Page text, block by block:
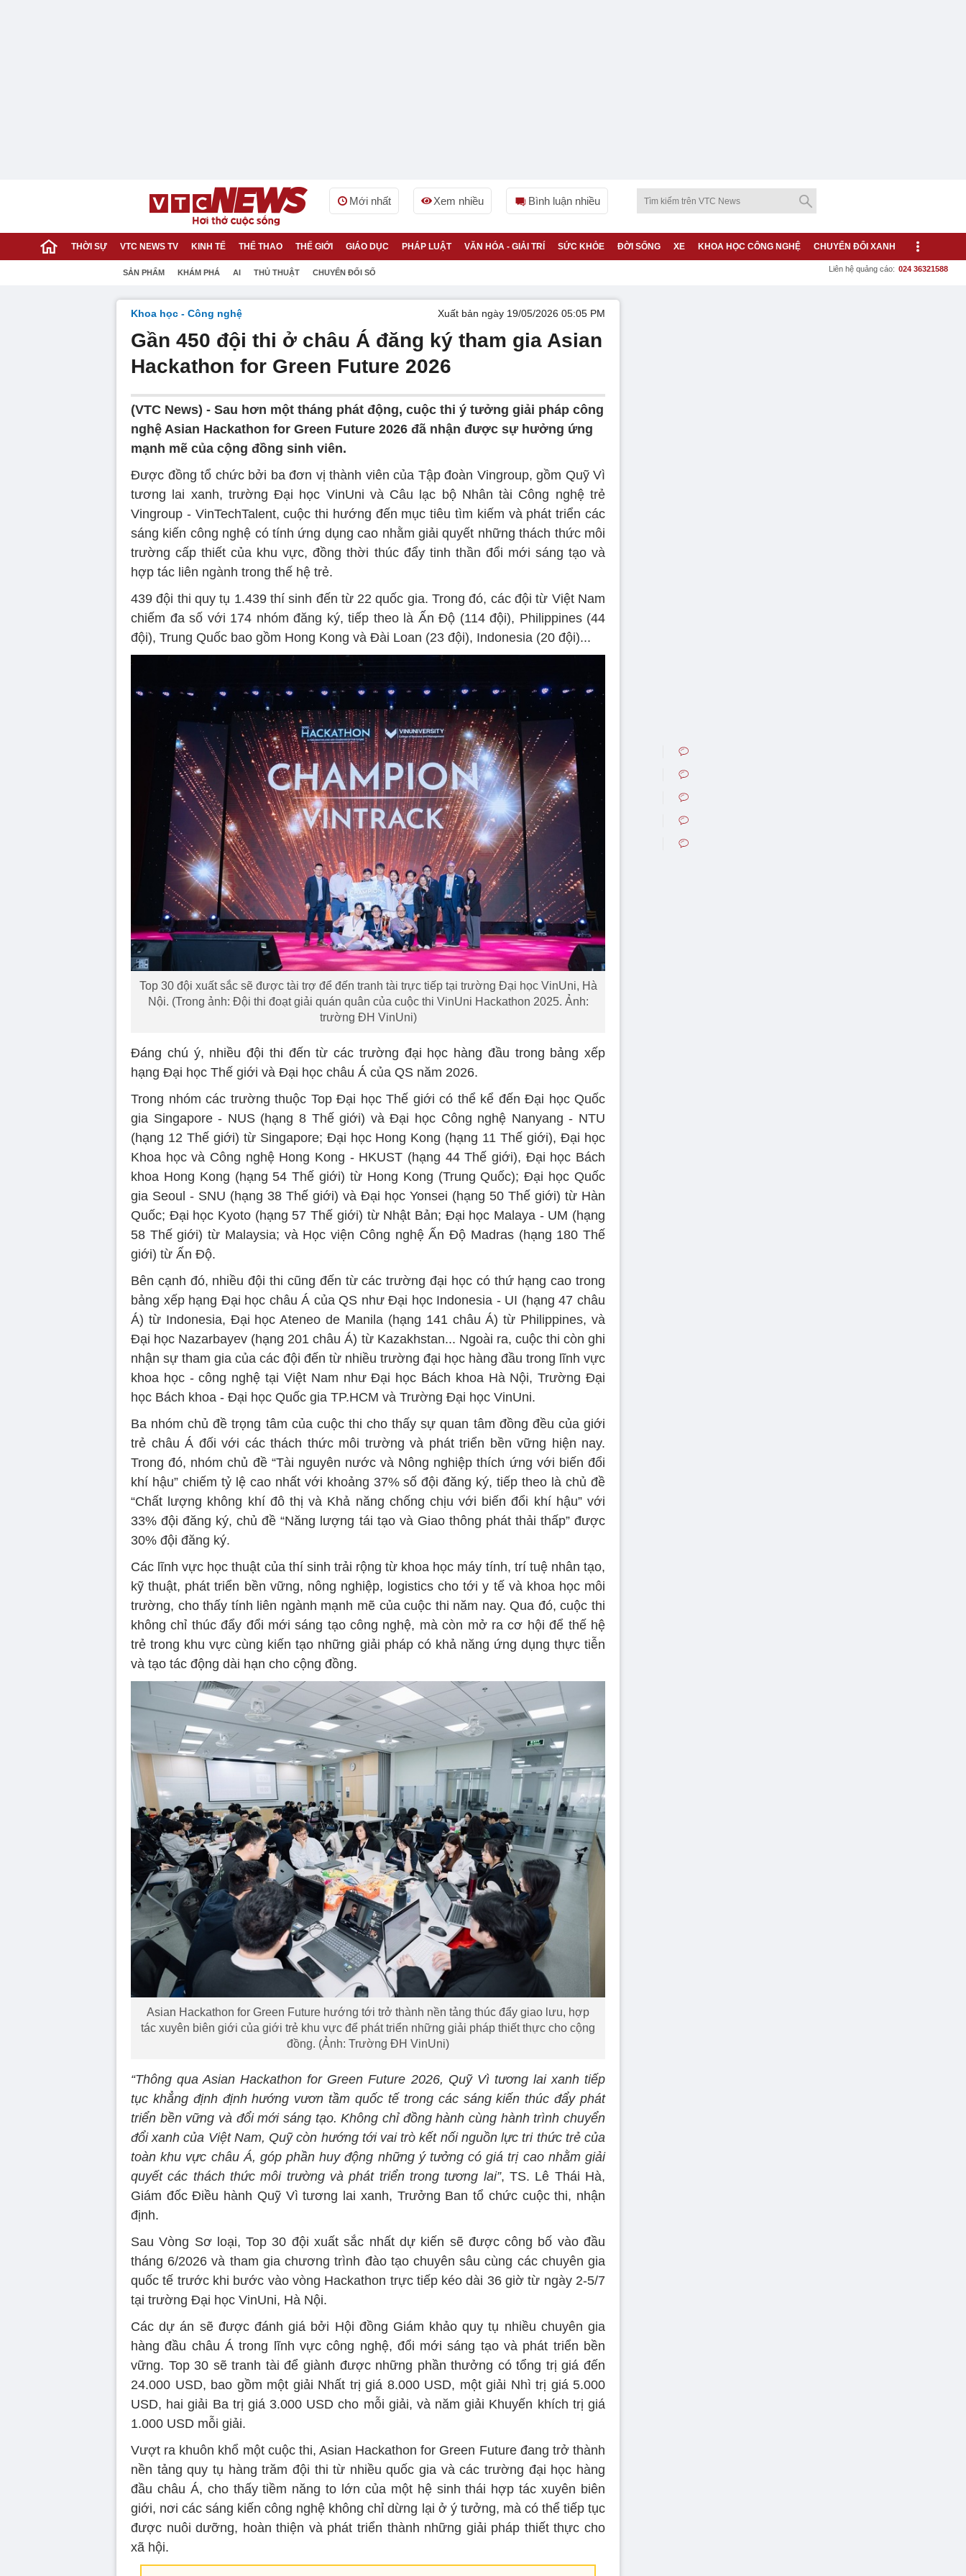
Mới nhất Xem nhiều Bình luận nhiều
THỜI SỰ VTC NEWS TV KINH TẾ THỂ THAO THẾ GIỚI GIÁO DỤC PHÁP LUẬT VĂN HÓA - GIẢI TRÍ SỨC KHỎE ĐỜI SỐNG XE KHOA HỌC CÔNG NGHỆ CHUYỂN ĐỔI XANH
SẢN PHẨM KHÁM PHÁ AI THỦ THUẬT CHUYỂN ĐỔI SỐ Liên hệ quảng cáo: 024 36321588
Khoa học - Công nghệ Xuất bản ngày 19/05/2026 05:05 PM
Gần 450 đội thi ở châu Á đăng ký tham gia Asian
Hackathon for Green Future 2026
(VTC News) - Sau hơn một tháng phát động, cuộc thi ý tưởng giải pháp công
nghệ Asian Hackathon for Green Future 2026 đã nhận được sự hưởng ứng
mạnh mẽ của cộng đồng sinh viên.
Được đồng tổ chức bởi ba đơn vị thành viên của Tập đoàn Vingroup, gồm Quỹ Vì
tương lai xanh, trường Đại học VinUni và Câu lạc bộ Nhân tài Công nghệ trẻ
Vingroup - VinTechTalent, cuộc thi hướng đến mục tiêu tìm kiếm và phát triển các
sáng kiến công nghệ có tính ứng dụng cao nhằm giải quyết những thách thức môi
trường cấp thiết của khu vực, đồng thời thúc đẩy tinh thần đổi mới sáng tạo và
hợp tác liên ngành trong thế hệ trẻ.
439 đội thi quy tụ 1.439 thí sinh đến từ 22 quốc gia. Trong đó, các đội từ Việt Nam
chiếm đa số với 174 nhóm đăng ký, tiếp theo là Ấn Độ (114 đội), Philippines (44
đội), Trung Quốc bao gồm Hong Kong và Đài Loan (23 đội), Indonesia (20 đội)...
Top 30 đội xuất sắc sẽ được tài trợ để đến tranh tài trực tiếp tại trường Đại học VinUni, Hà
Nội. (Trong ảnh: Đội thi đoạt giải quán quân của cuộc thi VinUni Hackathon 2025. Ảnh:
trường ĐH VinUni)
Đáng chú ý, nhiều đội thi đến từ các trường đại học hàng đầu trong bảng xếp
hạng Đại học Thế giới và Đại học châu Á của QS năm 2026.
Trong nhóm các trường thuộc Top Đại học Thế giới có thể kể đến Đại học Quốc
gia Singapore - NUS (hạng 8 Thế giới) và Đại học Công nghệ Nanyang - NTU
(hạng 12 Thế giới) từ Singapore; Đại học Hong Kong (hạng 11 Thế giới), Đại học
Khoa học và Công nghệ Hong Kong - HKUST (hạng 44 Thế giới), Đại học Bách
khoa Hong Kong (hạng 54 Thế giới) từ Hong Kong (Trung Quốc); Đại học Quốc
gia Seoul - SNU (hạng 38 Thế giới) và Đại học Yonsei (hạng 50 Thế giới) từ Hàn
Quốc; Đại học Kyoto (hạng 57 Thế giới) từ Nhật Bản; Đại học Malaya - UM (hạng
58 Thế giới) từ Malaysia; và Học viện Công nghệ Ấn Độ Madras (hạng 180 Thế
giới) từ Ấn Độ.
Bên cạnh đó, nhiều đội thi cũng đến từ các trường đại học có thứ hạng cao trong
bảng xếp hạng Đại học châu Á của QS như Đại học Indonesia - UI (hạng 47 châu
Á) từ Indonesia, Đại học Ateneo de Manila (hạng 141 châu Á) từ Philippines, và
Đại học Nazarbayev (hạng 201 châu Á) từ Kazakhstan... Ngoài ra, cuộc thi còn ghi
nhận sự tham gia của các đội đến từ nhiều trường đại học hàng đầu trong lĩnh vực
khoa học - công nghệ tại Việt Nam như Đại học Bách khoa Hà Nội, Trường Đại
học Bách khoa - Đại học Quốc gia TP.HCM và Trường Đại học VinUni.
Ba nhóm chủ đề trọng tâm của cuộc thi cho thấy sự quan tâm đồng đều của giới
trẻ châu Á đối với các thách thức môi trường và phát triển bền vững hiện nay.
Trong đó, nhóm chủ đề “Tài nguyên nước và Nông nghiệp thích ứng với biến đổi
khí hậu” chiếm tỷ lệ cao nhất với khoảng 37% số đội đăng ký, tiếp theo là chủ đề
“Chất lượng không khí đô thị và Khả năng chống chịu với biến đổi khí hậu” với
33% đội đăng ký, chủ đề “Năng lượng tái tạo và Giao thông phát thải thấp” được
30% đội đăng ký.
Các lĩnh vực học thuật của thí sinh trải rộng từ khoa học máy tính, trí tuệ nhân tạo,
kỹ thuật, phát triển bền vững, nông nghiệp, logistics cho tới y tế và khoa học môi
trường, cho thấy tính liên ngành mạnh mẽ của cuộc thi năm nay. Qua đó, cuộc thi
không chỉ thúc đẩy đổi mới sáng tạo công nghệ, mà còn mở ra cơ hội để thế hệ
trẻ trong khu vực cùng kiến tạo những giải pháp có khả năng ứng dụng thực tiễn
và tạo tác động dài hạn cho cộng đồng.
Asian Hackathon for Green Future hướng tới trở thành nền tảng thúc đẩy giao lưu, hợp
tác xuyên biên giới của giới trẻ khu vực để phát triển những giải pháp thiết thực cho cộng
đồng. (Ảnh: Trường ĐH VinUni)
“Thông qua Asian Hackathon for Green Future 2026, Quỹ Vì tương lai xanh tiếp
tục khẳng định định hướng vươn tầm quốc tế trong các sáng kiến thúc đẩy phát
triển bền vững và đổi mới sáng tạo. Không chỉ đồng hành cùng hành trình chuyển
đổi xanh của Việt Nam, Quỹ còn hướng tới vai trò kết nối nguồn lực tri thức trẻ của
toàn khu vực châu Á, góp phần huy động những ý tưởng có giá trị cao nhằm giải
quyết các thách thức môi trường và phát triển trong tương lai”, TS. Lê Thái Hà,
Giám đốc Điều hành Quỹ Vì tương lai xanh, Trưởng Ban tổ chức cuộc thi, nhận
định.
Sau Vòng Sơ loại, Top 30 đội xuất sắc nhất dự kiến sẽ được công bố vào đầu
tháng 6/2026 và tham gia chương trình đào tạo chuyên sâu cùng các chuyên gia
quốc tế trước khi bước vào vòng Hackathon trực tiếp kéo dài 36 giờ từ ngày 2-5/7
tại trường Đại học VinUni, Hà Nội.
Các dự án sẽ được đánh giá bởi Hội đồng Giám khảo quy tụ nhiều chuyên gia
hàng đầu châu Á trong lĩnh vực công nghệ, đổi mới sáng tạo và phát triển bền
vững. Top 30 sẽ tranh tài để giành được những phần thưởng có tổng trị giá đến
24.000 USD, bao gồm một giải Nhất trị giá 8.000 USD, một giải Nhì trị giá 5.000
USD, hai giải Ba trị giá 3.000 USD cho mỗi giải, và năm giải Khuyến khích trị giá
1.000 USD mỗi giải.
Vượt ra khuôn khổ một cuộc thi, Asian Hackathon for Green Future đang trở thành
nền tảng quy tụ hàng trăm đội thi từ nhiều quốc gia và các trường đại học hàng
đầu châu Á, cho thấy tiềm năng to lớn của một hệ sinh thái hợp tác xuyên biên
giới, nơi các sáng kiến công nghệ không chỉ dừng lại ở ý tưởng, mà có thể tiếp tục
được nuôi dưỡng, hoàn thiện và phát triển thành những giải pháp thiết thực cho
xã hội.